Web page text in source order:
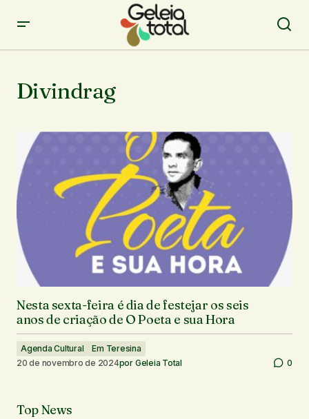
Divindrag
Nesta sexta-feira é dia de festejar os seis
anos de criação de O Poeta e sua Hora
Agenda Cultural
Em Teresina
20 de novembro de 2024por Geleia Total 0
Top News